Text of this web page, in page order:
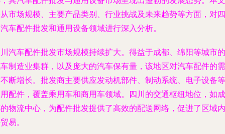
市场规模、主要产品类别、行业挑战及未来趋势等方面，对四
车配件批发和通用设备领域进行深入分析。
汽车配件批发市场规模持续扩大。得益于成都、绵阳等城市的
制造业集群，以及庞大的汽车保有量，该地区对汽车配件的需
断增长。批发商主要供应发动机部件、制动系统、电子设备等
配件，覆盖乘用车和商用车领域。四川的交通枢纽地位，如成
物流中心，为配件批发提供了高效的配送网络，促进了区域内
易。